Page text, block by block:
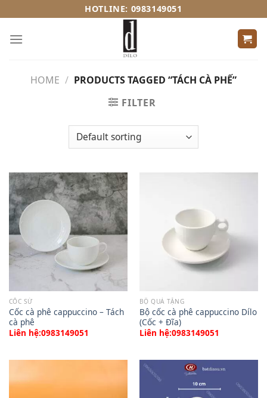
to
content
HOTLINE: 0983149051
HOME / PRODUCTS TAGGED “TÁCH CÀ PHẾ”
FILTER
CỐC SỨ
Cốc cà phê cappuccino – Tách
cà phê
Liên hệ:0983149051
BỘ QUÀ TẶNG
Bộ cốc cà phê cappuccino Dílo
(Cốc + Đĩa)
Liên hệ:0983149051